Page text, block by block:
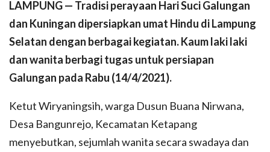
LAMPUNG — Tradisi perayaan Hari Suci Galungan
dan Kuningan dipersiapkan umat Hindu di Lampung
Selatan dengan berbagai kegiatan. Kaum laki laki
dan wanita berbagi tugas untuk persiapan
Galungan pada Rabu (14/4/2021).
Ketut Wiryaningsih, warga Dusun Buana Nirwana,
Desa Bangunrejo, Kecamatan Ketapang
menyebutkan, sejumlah wanita secara swadaya dan